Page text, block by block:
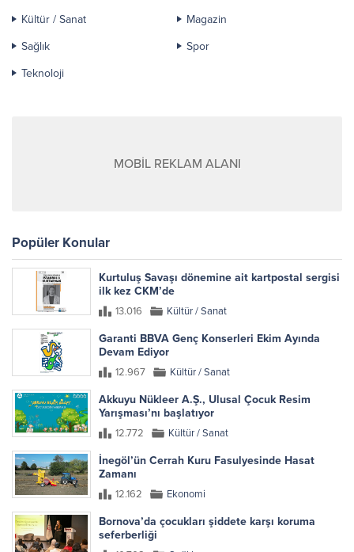
Kültür / Sanat
Magazin
Sağlık
Spor
Teknoloji
MOBİL REKLAM ALANI
Popüler Konular
Kurtuluş Savaşı dönemine ait kartpostal sergisi
ilk kez CKM’de
13.016 Kültür / Sanat
Garanti BBVA Genç Konserleri Ekim Ayında
Devam Ediyor
12.967 Kültür / Sanat
Akkuyu Nükleer A.Ş., Ulusal Çocuk Resim
Yarışması’nı başlatıyor
12.772 Kültür / Sanat
İnegöl’ün Cerrah Kuru Fasulyesinde Hasat
Zamanı
12.162 Ekonomi
Bornova’da çocukları şiddete karşı koruma
seferberliği